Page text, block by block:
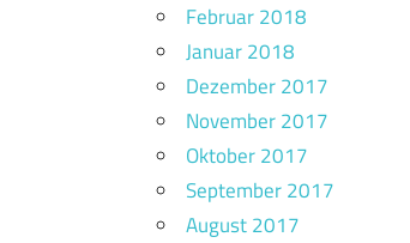
Februar 2018
Januar 2018
Dezember 2017
November 2017
Oktober 2017
September 2017
August 2017